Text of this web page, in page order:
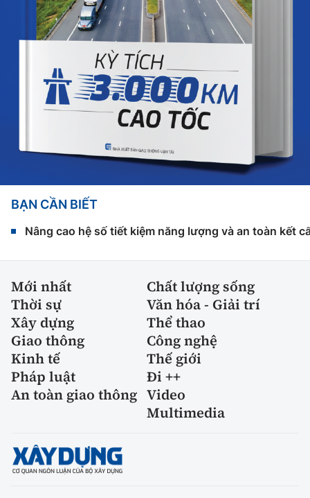
BẠN CẦN BIẾT
Nâng cao hệ số tiết kiệm năng lượng và an toàn kết
Mới nhất
Chất lượng sống
Thời sự
Văn hóa - Giải trí
Xây dựng
Thể thao
Giao thông
Công nghệ
Kinh tế
Thế giới
Pháp luật
Đi ++
An toàn giao thông Video
Multimedia